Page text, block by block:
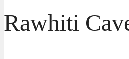
Rawhiti